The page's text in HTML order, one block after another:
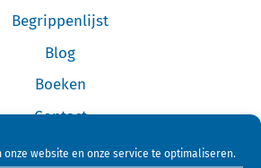
onze website en onze service te optimaliseren.
Begrippenlijst
Blog
Boeken
Contact
(EU)